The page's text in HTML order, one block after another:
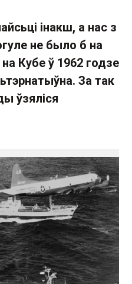
інакш, а нас з
не было б на
Кубе ў 1962 годзе
За так
ўзяліся